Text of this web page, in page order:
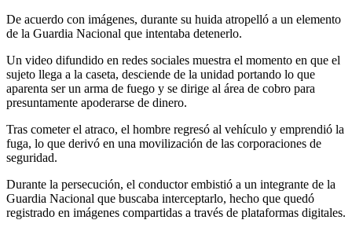
De acuerdo con imágenes, durante su huida atropelló a un elemento
de la Guardia Nacional que intentaba detenerlo.
Un video difundido en redes sociales muestra el momento en que el
sujeto llega a la caseta, desciende de la unidad portando lo que
aparenta ser un arma de fuego y se dirige al área de cobro para
presuntamente apoderarse de dinero.
Tras cometer el atraco, el hombre regresó al vehículo y emprendió la
fuga, lo que derivó en una movilización de las corporaciones de
seguridad.
Durante la persecución, el conductor embistió a un integrante de la
Guardia Nacional que buscaba interceptarlo, hecho que quedó
registrado en imágenes compartidas a través de plataformas digitales.